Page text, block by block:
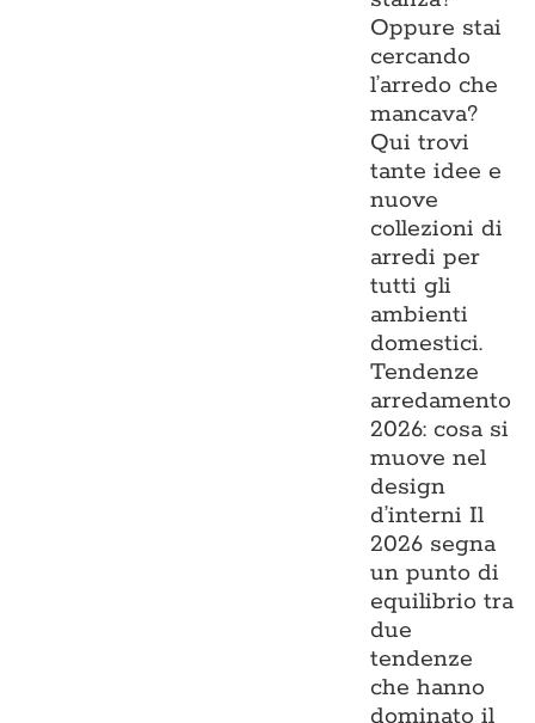
Oppure stai
cercando
l’arredo che
mancava?
Qui trovi
tante idee e
nuove
collezioni di
arredi per
tutti gli
ambienti
domestici.
Tendenze
arredamento
2026: cosa si
muove nel
design
d’interni Il
2026 segna
un punto di
equilibrio tra
due
tendenze
che hanno
dominato il